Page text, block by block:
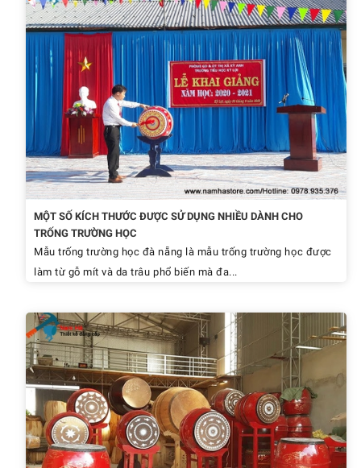
MỘT SỐ KÍCH THƯỚC ĐƯỢC SỬ DỤNG NHIỀU DÀNH CHO
TRỐNG TRƯỜNG HỌC
Mẫu trống trường học đà nẵng là mẫu trống trường học được
làm từ gỗ mít và da trâu phổ biến mà đa...